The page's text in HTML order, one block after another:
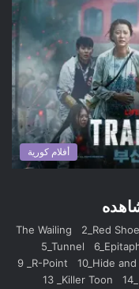
أفلام كورية
1_The Wailing 2_Red
5_Tunnel
9 _R-Point 10_Hide
13 _Killer Toon